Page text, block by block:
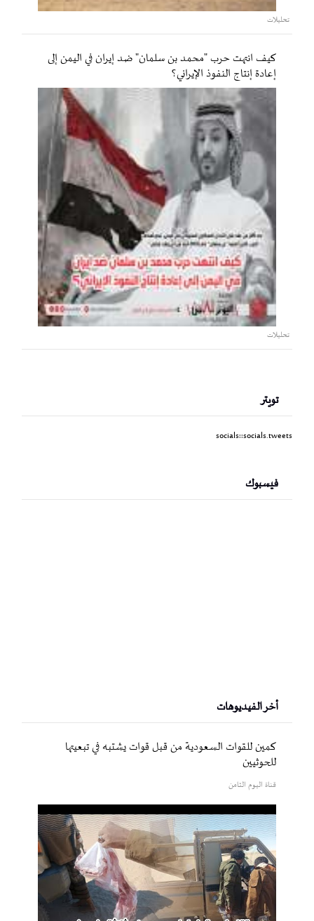
تحليلات
كيف انتهت حرب "محمد بن سلمان" ضد إيران في اليمن إلى
إعادة إنتاج النفوذ الإيراني؟
تحليلات
تويتر
socials::socials.tweets
فيسبوك
أخر الفيديوهات
كمين للقوات السعودية من قبل قوات يشتبه في تبعيتها
للحوثيين
قناة اليوم الثامن